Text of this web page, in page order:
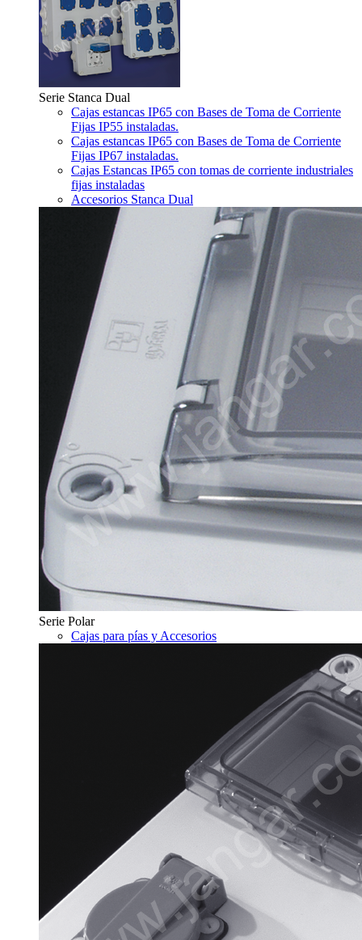
Serie Stanca Dual
Cajas estancas IP65 con Bases de Toma de Corriente
Fijas IP55 instaladas.
Cajas estancas IP65 con Bases de Toma de Corriente
Fijas IP67 instaladas.
Cajas Estancas IP65 con tomas de corriente industriales
fijas instaladas
Accesorios Stanca Dual
Serie Polar
Cajas para pías y Accesorios